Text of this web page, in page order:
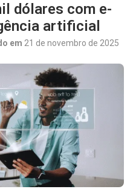
dólares com e-
artificial
em 21 de novembro de 2025